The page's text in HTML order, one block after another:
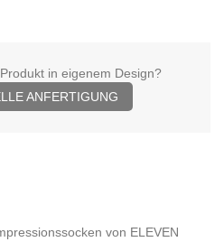
in eigenem Design?
ANFERTIGUNG
von ELEVEN